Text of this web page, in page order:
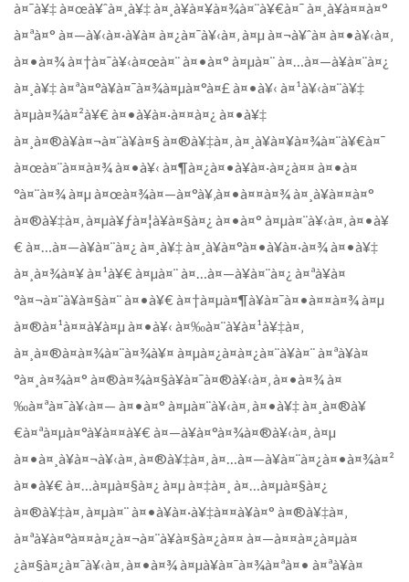
à¤¯à¥‡ à¤œà¥ˆà¤¸à¥‡ à¤¸à¥à¤¥à¤¾à¤¨à¥€à¤¯ à¤¸à¥à¤¤à¤°
à¤ªà¤° à¤—à¥‹à¤·à¥à¤ à¤¿à¤¯à¥‹à¤‚ à¤µ à¤¬à¥ˆà¤ à¤•à¥‹à¤‚
à¤•à¤¾ à¤†à¤¯à¥‹à¤œà¤¨ à¤•à¤° à¤µà¤¨ à¤…à¤—à¥à¤¨à¤¿
à¤¸à¥‡ à¤ªà¤°à¥à¤¯à¤¾à¤µà¤°à¤£ à¤•à¥‹ à¤¹à¥‹à¤¨à¥‡
à¤µà¤¾à¤²à¥€ à¤•à¥à¤·à¤¤à¤¿ à¤•à¥‡
à¤¸à¤®à¥à¤¬à¤¨à¥à¤§ à¤®à¥‡à¤‚ à¤¸à¥à¤¥à¤¾à¤¨à¥€à¤¯
à¤œà¤¨à¤¤à¤¾ à¤•à¥‹ à¤¶à¤¿à¤•à¥à¤·à¤¿à¤¤ à¤•à¤
°à¤¨à¤¾ à¤µ à¤œà¤¾à¤—à¤°à¥‚à¤•à¤¤à¤¾ à¤¸à¥à¤¤à¤°
à¤®à¥‡à¤‚ à¤µà¥ƒà¤¦à¥à¤§à¤¿ à¤•à¤° à¤µà¤¨à¥‹à¤‚ à¤•à¥
€ à¤…à¤—à¥à¤¨à¤¿ à¤¸à¥‡ à¤¸à¥à¤°à¤•à¥à¤·à¤¾ à¤•à¥‡
à¤¸à¤¾à¤¥ à¤¹à¥€ à¤µà¤¨ à¤…à¤—à¥à¤¨à¤¿ à¤ªà¥à¤
°à¤¬à¤¨à¥à¤§à¤¨ à¤•à¥€ à¤†à¤µà¤¶à¥à¤¯à¤•à¤¤à¤¾ à¤µ
à¤®à¤¹à¤¤à¥à¤µ à¤•à¥‹ à¤‰à¤¨à¥à¤¹à¥‡à¤‚
à¤¸à¤®à¤à¤¾à¤¨à¤¾à¥¤ à¤µà¤¿à¤­à¤¿à¤¨à¥à¤¨ à¤ªà¥à¤
°à¤¸à¤¾à¤° à¤®à¤¾à¤§à¥à¤¯à¤®à¥‹à¤‚ à¤•à¤¾ à¤
‰à¤ªà¤¯à¥‹à¤— à¤•à¤° à¤µà¤¨à¥‹à¤‚ à¤•à¥‡ à¤¸à¤®à¥
€à¤ªà¤µà¤°à¥à¤¤à¥€ à¤—à¥à¤°à¤¾à¤®à¥‹à¤‚ à¤µ
à¤•à¤¸à¥à¤¬à¥‹à¤‚ à¤®à¥‡à¤‚ à¤…à¤—à¥à¤¨à¤¿à¤•à¤¾à¤²
à¤•à¥€ à¤…à¤µà¤§à¤¿ à¤µ à¤‡à¤¸ à¤…à¤µà¤§à¤¿
à¤®à¥‡à¤‚ à¤µà¤¨ à¤•à¥à¤·à¥‡à¤¤à¥à¤° à¤®à¥‡à¤‚
à¤ªà¥à¤°à¤¤à¤¿à¤¬à¤¨à¥à¤§à¤¿à¤¤ à¤—à¤¤à¤¿à¤µà¤
¿à¤§à¤¿à¤¯à¥‹à¤‚ à¤•à¤¾ à¤µà¥à¤¯à¤¾à¤ªà¤• à¤ªà¥à¤